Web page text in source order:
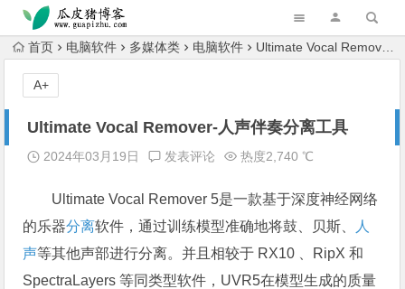
跳转到主内容
首页 电脑软件 多媒体类 电脑软件 Ultimate Vocal Remover-人声伴奏分离工具
Ultimate Vocal Remover-人声伴奏分离工具
2024年03月19日 发表评论 热度2,740 ℃
Ultimate Vocal Remover 5是一款基于深度神经网络
的乐器分离软件，通过训练模型准确地将鼓、贝斯、
人
声等其他声部进行分离。并且相较于 RX10 、RipX 和
SpectraLayers 等同类型软件，UVR5在模型生成的质量
A+